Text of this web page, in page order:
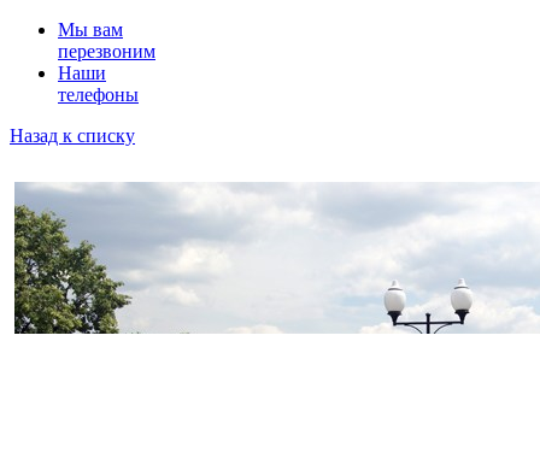
Мы вам
перезвоним
Наши
телефоны
Назад к списку